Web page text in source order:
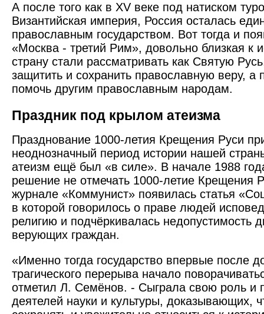
А после того как в XV веке под натиском
Византийская империя, Россия осталась
православным государством. Вот тогда и
«Москва - третий Рим», довольно близкая к
страну стали рассматривать как Святую
защитить и сохранить православную веру, а
помочь другим православным народам.
Праздник под крылом атеизма
Празднование 1000-летия Крещения Руси
неоднозначный период истории нашей
атеизм ещё был «в силе». В начале 1988
решение не отмечать 1000-летие Крещения
журнале «Коммунист» появилась статья
в которой говорилось о праве людей
религию и подчёркивалась недопустимость
верующих граждан.
«Именно тогда государство впервые после
трагического перерыва начало
отметил Л. Семёнов. - Сыграла свою роль и
деятелей науки и культуры, доказывающих,